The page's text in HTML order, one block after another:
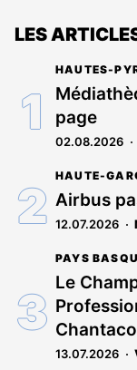
LES
HAUTES-
page
02.08.2026
HAUTE-
Airbus
12.07.2026
PAYS
Le
Chantaco
13.07.2026